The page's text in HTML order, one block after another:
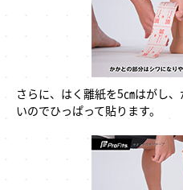
さらに、はく離紙を5㎝はがし
いのでひっぱって貼ります。